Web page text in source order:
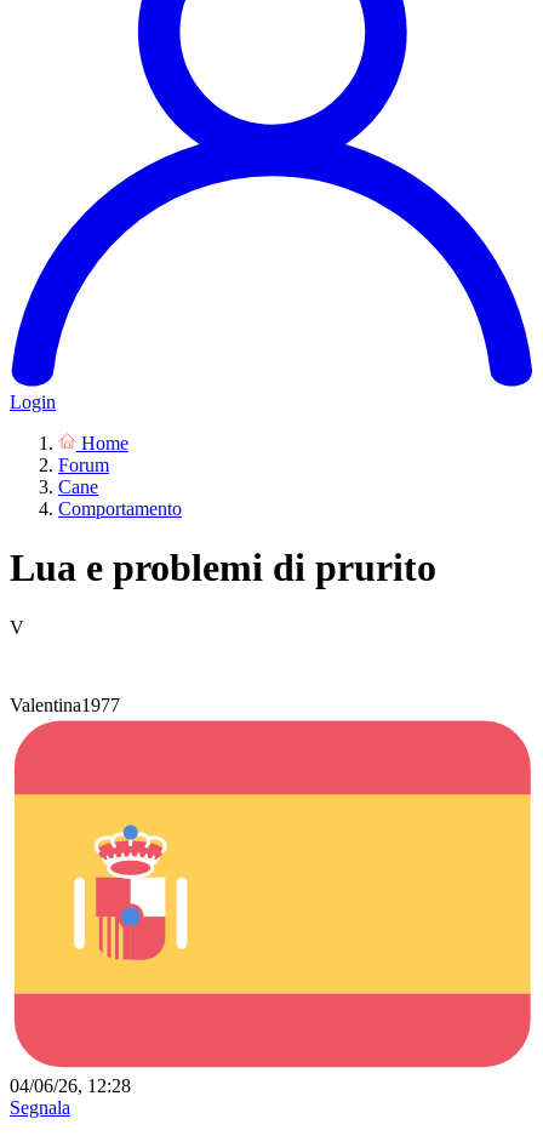
Login
Home
Forum
Cane
Comportamento
Lua e problemi di prurito
V
Valentina1977
04/06/26, 12:28
Segnala